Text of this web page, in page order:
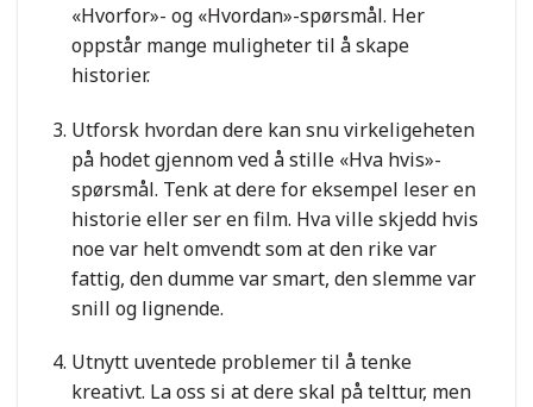
«Hvorfor»- og «Hvordan»-spørsmål. Her
oppstår mange muligheter til å skape
historier.
Utforsk hvordan dere kan snu virkeligeheten
på hodet gjennom ved å stille «Hva hvis»-
spørsmål. Tenk at dere for eksempel leser en
historie eller ser en film. Hva ville skjedd hvis
noe var helt omvendt som at den rike var
fattig, den dumme var smart, den slemme var
snill og lignende.
Utnytt uventede problemer til å tenke
kreativt. La oss si at dere skal på telttur, men